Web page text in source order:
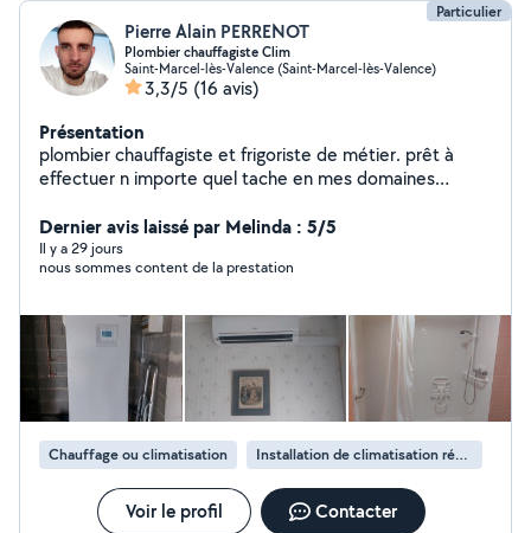
Particulier
Pierre Alain PERRENOT
Plombier chauffagiste Clim
Saint-Marcel-lès-Valence (Saint-Marcel-lès-Valence)
3,3/5 (16 avis)
Présentation
plombier chauffagiste et frigoriste de métier. prêt à
effectuer n importe quel tache en mes domaines
Dernier avis laissé par Melinda : 5/5
Il y a 29 jours
nous sommes content de la prestation
Chauffage ou climatisation Installation de climatisation réversible
Voir le profil Contacter